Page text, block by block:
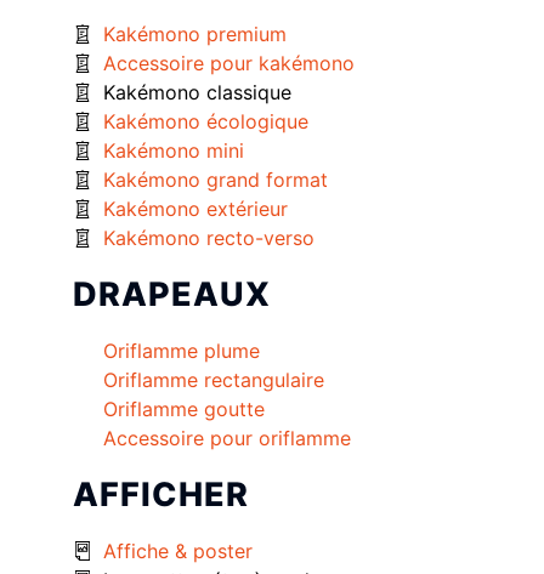
Kakémono premium
Accessoire pour kakémono
Kakémono classique
Kakémono écologique
Kakémono mini
Kakémono grand format
Kakémono extérieur
Kakémono recto-verso
DRAPEAUX
Oriflamme plume
Oriflamme rectangulaire
Oriflamme goutte
Accessoire pour oriflamme
AFFICHER
Affiche & poster